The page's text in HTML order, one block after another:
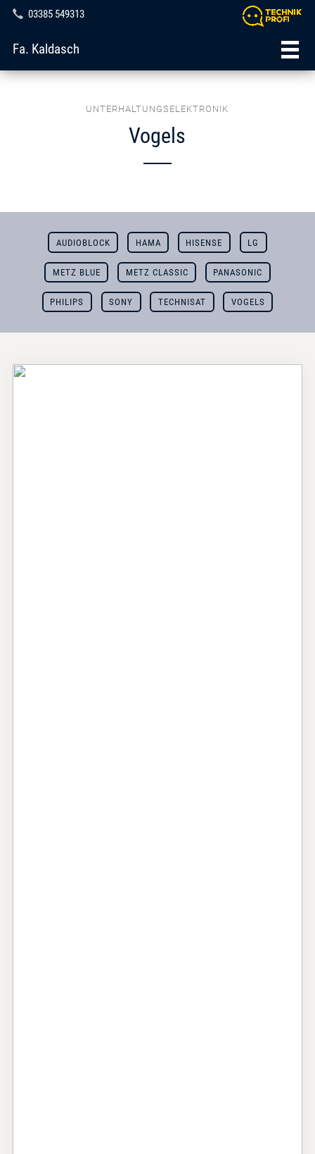
03385 549313
Fa. Kaldasch
UNTERHALTUNGSELEKTRONIK
Vogels
AUDIOBLOCK HAMA HISENSE LG
METZ BLUE METZ CLASSIC PANASONIC
PHILIPS SONY TECHNISAT VOGELS